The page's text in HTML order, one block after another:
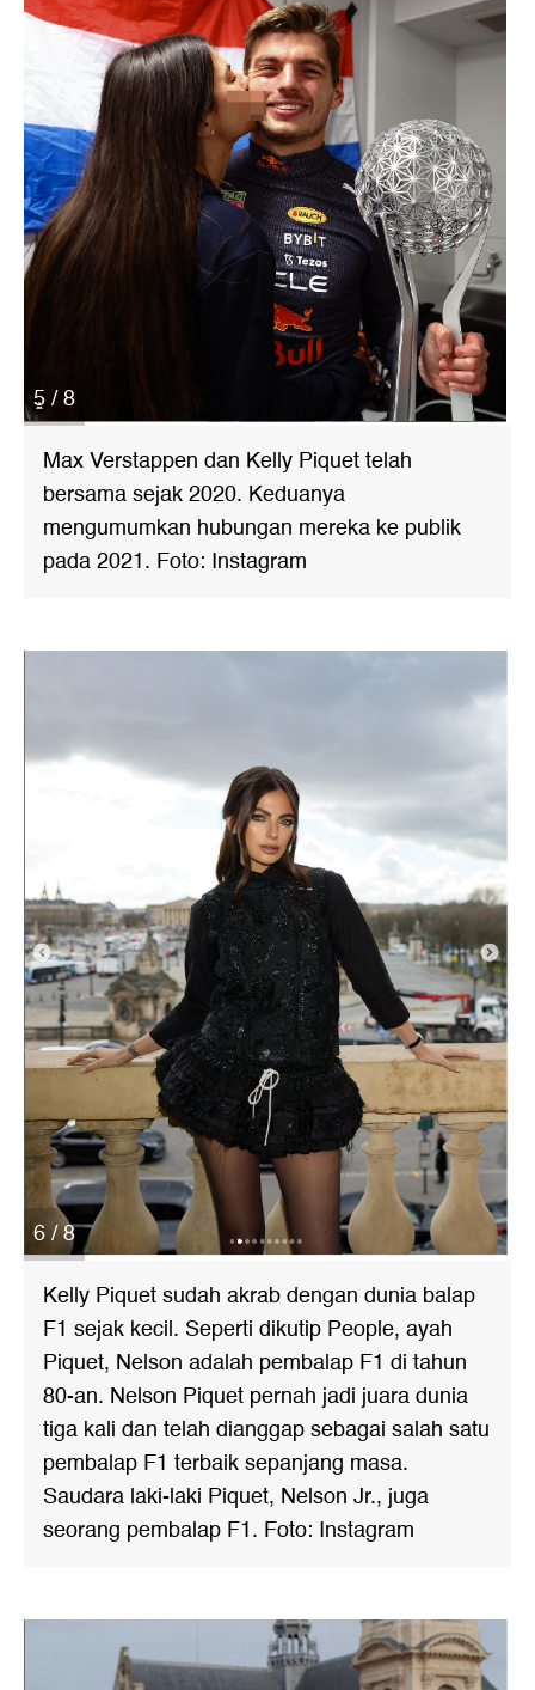
5 / 8
Max Verstappen dan Kelly Piquet telah
bersama sejak 2020. Keduanya
mengumumkan hubungan mereka ke publik
pada 2021. Foto: Instagram
6 / 8
Kelly Piquet sudah akrab dengan dunia balap
F1 sejak kecil. Seperti dikutip People, ayah
Piquet, Nelson adalah pembalap F1 di tahun
80-an. Nelson Piquet pernah jadi juara dunia
tiga kali dan telah dianggap sebagai salah satu
pembalap F1 terbaik sepanjang masa.
Saudara laki-laki Piquet, Nelson Jr., juga
seorang pembalap F1. Foto: Instagram